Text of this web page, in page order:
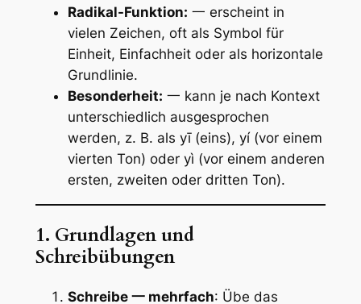
Radikal-Funktion: 一 erscheint in
vielen Zeichen, oft als Symbol für
Einheit, Einfachheit oder als horizontale
Grundlinie.
Besonderheit: 一 kann je nach Kontext
unterschiedlich ausgesprochen
werden, z. B. als yī (eins), yí (vor einem
vierten Ton) oder yì (vor einem anderen
ersten, zweiten oder dritten Ton).
1. Grundlagen und
Schreibübungen
Schreibe 一 mehrfach: Übe das